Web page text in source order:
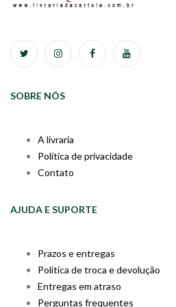
SOBRE NÓS
A livraria
Política de privacidade
Contato
AJUDA E SUPORTE
Prazos e entregas
Política de troca e devolução
Entregas em atraso
Perguntas frequentes